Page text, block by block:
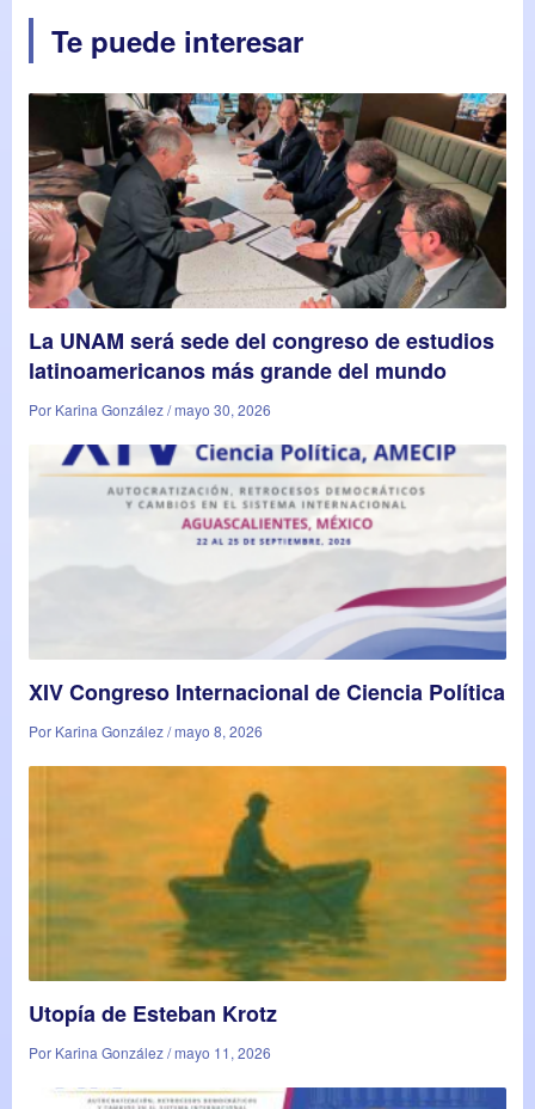
Te puede interesar
La UNAM será sede del congreso de estudios
latinoamericanos más grande del mundo
Por Karina González / mayo 30, 2026
XIV Congreso Internacional de Ciencia Política
Por Karina González / mayo 8, 2026
Utopía de Esteban Krotz
Por Karina González / mayo 11, 2026